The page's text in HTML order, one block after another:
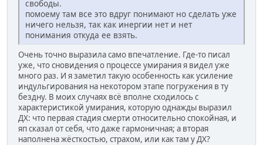
свободы.
помоему там все это вдруг понимают но сделать уже
ничего нельзя, так как инергии нет и нет
понимания откуда ее взять.
Очень точно выразила само впечатление. Где-то писал
уже, что сновидения о процессе умирания я видел уже
много раз. И я заметил такую особенность как усиление
индульгирования на некотором этапе погружения в ту
бездну. В моих случаях всё вполне сходилось с
характеристикой умирания, которую однажды выразил
ДХ: что первая стадия смерти относительно спокойная, и
яп сказал от себя, что даже гармоничная; а вторая
наполнена жёсткостью, страхом, или как там у ДХ?